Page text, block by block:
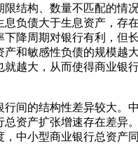
限结构、数量不匹配的情
息负债大于生息资产，存
下降周期对银行有利，但
产和敏感性负债的规模越
就越大，从而使得商业银
间的结构性差异较大。
总资产扩张增速存在差异
，中小型商业银行总资产